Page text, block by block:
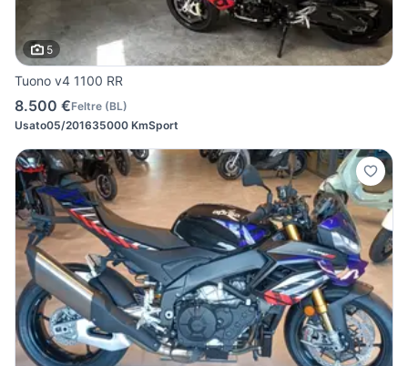
5
Tuono v4 1100 RR
8.500 €Feltre (BL)
Usato05/201635000 KmSport